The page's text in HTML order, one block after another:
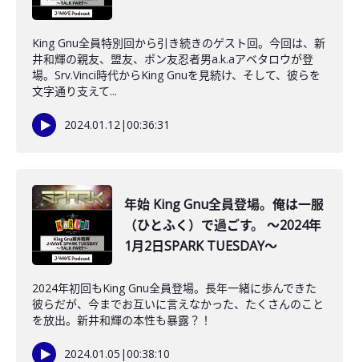
King Gnu全員特別回から引き続きのゲスト回。今回は、新
井和輝の親友、盟友、ポン友忍者男a.k.aアベタロウが登
場。Srv.Vinci時代からKing Gnuを見続け、そして、彼らを
文字通り支えて...
2024.01.12|00:36:31
年始 King Gnu全員登場。俺は一服
（ひとふく）で過ごす。 ～2024年
1月2日SPARK TUESDAY～
2024年初回もKing Gnu全員登場。長年一緒に歩んできた
彼らだが、今までお互いに言えなかった、たくさんのこと
を放出。新井和輝の本性も暴露？！
2024.01.05 |00:38:10